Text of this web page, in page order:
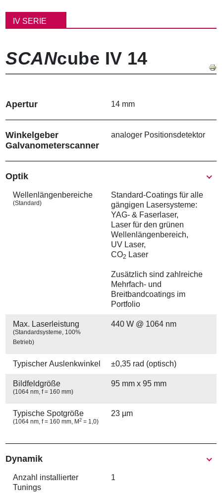
a
v
i
t
n
IV SERIE
SCANcube IV 14
Apertur 14 mm
Winkelgeber
Galvanometer­scanner
analoger Positionsdetektor
Show
Optik
Wellenlängen­bereiche
(Standard)
Standard-Coatings für alle
gängigen Lasersysteme:
YAG- & Faserlaser,
Laser für den grünen
Wellenlängenbereich,
UV Laser,
CO2 Laser
Zusätzlich sind zahlreiche
Mehrfach- und
Breitbandcoatings im
Portfolio
Max. Laserleistung
(Standardsysteme, 100%
Betrieb)
440 W @ 1064 nm
Typischer Auslenkwinkel ±0,35 rad (optisch)
Bildfeldgröße
(1064 nm, f = 160 mm)
95 mm x 95 mm
Typische Spotgröße
(1064 nm, f = 160 mm, M2 = 1,0)
23 µm
Show
Dynamik
Anzahl installierter
Tunings
1